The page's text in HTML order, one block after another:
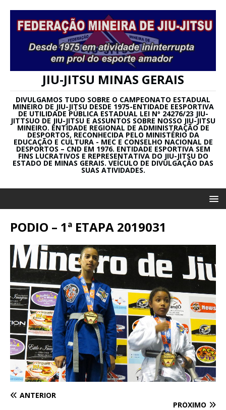
JIU-JITSU MINAS GERAIS
DIVULGAMOS TUDO SOBRE O CAMPEONATO ESTADUAL
MINEIRO DE JIU-JITSU DESDE 1975-ENTIDADE EESPORTIVA
DE UTILIDADE PÚBLICA ESTADUAL LEI Nº 24276/23 JIU-
JITTSUO DE JIU-JITSU E ASSUNTOS SOBRE NOSSO JIU-JITSU
MINEIRO. ENTIDADE REGIONAL DE ADMINISTRAÇÃO DE
DESPORTOS, RECONHECIDA PELO MINISTÉRIO DA
EDUCAÇÃO E CULTURA - MEC E CONSELHO NACIONAL DE
DESPORTOS – CND EM 1976. ENTIDADE ESPORTIVA SEM
FINS LUCRATIVOS E REPRESENTATIVA DO JIU-JITSU DO
ESTADO DE MINAS GERAIS. VEÍCULO DE DIVULGAÇÃO DAS
SUAS ATIVIDADES.
PODIO – 1ª ETAPA 2019031
ANTERIOR
PRÓXIMO